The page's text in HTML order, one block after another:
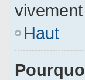
Haut